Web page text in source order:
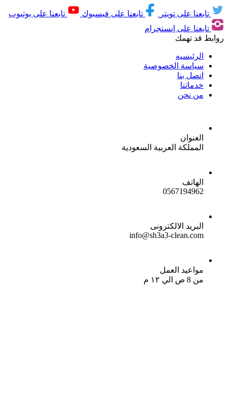
تابعنا على تويتر تابعنا على فيسبوك
تابعنا على يوتيوب
تابعنا على إنستجرام
روابط قد تهمك
الرئيسيه
سياسة الخصوصية
اتصل بنا
خدماتنا
من نحن
العنوان
المملكة العربية السعودية
الهاتف
0567194962
البريد الالكترونى
info@sh3a3-clean.com
مواعيد العمل
من 8 ص الي ١٢ م